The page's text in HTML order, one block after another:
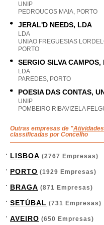
UNIP
PEDROUCOS MAIA, PORTO
JERAL'D NEEDS, LDA
LDA
UNIAO FREGUESIAS
PORTO
SERGIO SILVA CAMPOS,
LDA
PAREDES, PORTO
POESIA DAS CONTAS,
UNIP
POMBEIRO RIBAVIZELA
Outras empresas de "
classificadas por Concelho
LISBOA (2767 Empresas)
PORTO (1929 Empresas)
BRAGA (871 Empresas)
SETÚBAL (731 Empresas)
AVEIRO (650 Empresas)